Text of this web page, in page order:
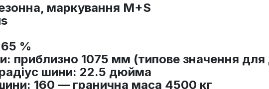
маркування M+S
%
: приблизно 1075 мм (типове значення для
шини: 22.5 дюйма
: 160 — гранична маса 4500 кг